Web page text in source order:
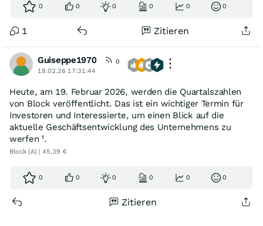
0 0 0 0 0 0
1 Zitieren
Guiseppe1970
0
19.02.26 17:31:44
Heute, am 19. Februar 2026, werden die Quartalszahlen
von Block veröffentlicht. Das ist ein wichtiger Termin für
Investoren und Interessierte, um einen Blick auf die
aktuelle Geschäftsentwicklung des Unternehmens zu
werfen ¹.
Block (A) | 45,39 €
0 0 0 0 0 0
Zitieren